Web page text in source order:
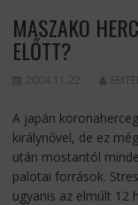
MASZAKO
ELŐTT?
2004.11.22.
A japán
királynővel, de ez
után mostantól
palotai források.
ugyanis az elmúlt 12